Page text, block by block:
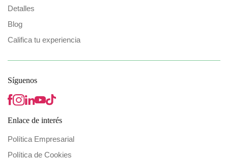
Detalles
Blog
Califica tu experiencia
Síguenos
Enlace de interés
Política Empresarial
Política de Cookies